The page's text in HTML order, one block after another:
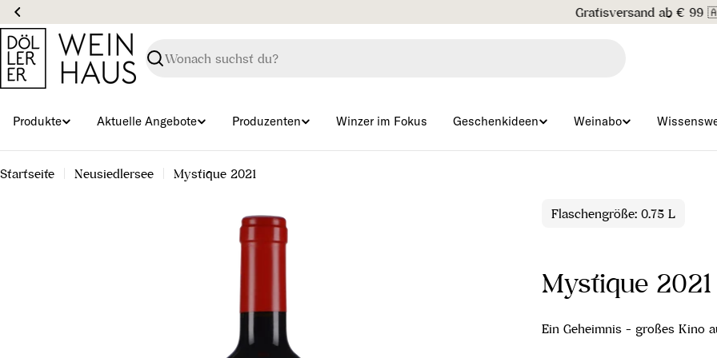
Zum
Inhalt
springen
Gratisversand ab € 99 🇦🇹
Suchen
Produkte Aktuelle Angebote Produzenten Winzer im Fokus Geschenkideen Weinabo
Startseite Neusiedlersee Mystique 2021
Flaschengröße: 0.75 L
Mystique 2021
Ein Geheimnis - großes Kino